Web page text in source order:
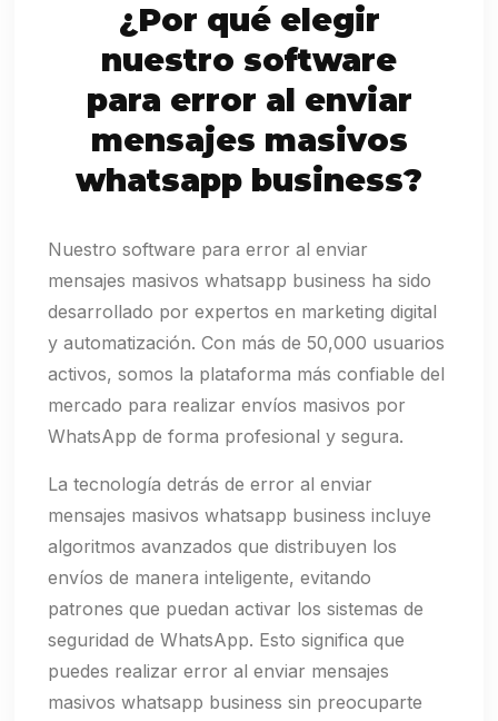
¿Por qué elegir
nuestro software
para error al enviar
mensajes masivos
whatsapp business?
Nuestro software para error al enviar
mensajes masivos whatsapp business ha sido
desarrollado por expertos en marketing digital
y automatización. Con más de 50,000 usuarios
activos, somos la plataforma más confiable del
mercado para realizar envíos masivos por
WhatsApp de forma profesional y segura.
La tecnología detrás de error al enviar
mensajes masivos whatsapp business incluye
algoritmos avanzados que distribuyen los
envíos de manera inteligente, evitando
patrones que puedan activar los sistemas de
seguridad de WhatsApp. Esto significa que
puedes realizar error al enviar mensajes
masivos whatsapp business sin preocuparte